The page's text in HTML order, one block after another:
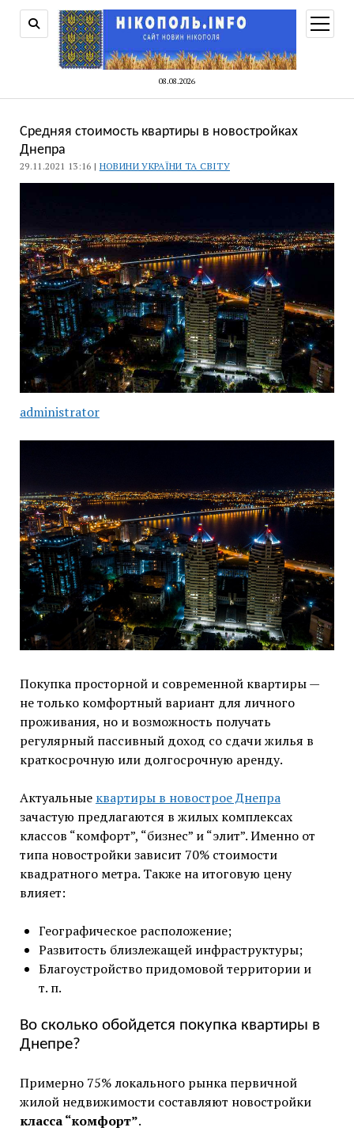
08.08.2026
меню
Средняя стоимость квартиры в новостройках
Днепра
29.11.2021 13:16 | НОВИНИ УКРАЇНИ ТА СВІТУ
administrator
Покупка просторной и современной квартиры —
не только комфортный вариант для личного
проживания, но и возможность получать
регулярный пассивный доход со сдачи жилья в
краткосрочную или долгосрочную аренду.
Актуальные квартиры в новострое Днепра
зачастую предлагаются в жилых комплексах
классов “комфорт”, “бизнес” и “элит”. Именно от
типа новостройки зависит 70% стоимости
квадратного метра. Также на итоговую цену
влияет:
Географическое расположение;
Развитость близлежащей инфраструктуры;
Благоустройство придомовой территории и
т. п.
Во сколько обойдется покупка квартиры в
Днепре?
Примерно 75% локального рынка первичной
жилой недвижимости составляют новостройки
класса “комфорт”.